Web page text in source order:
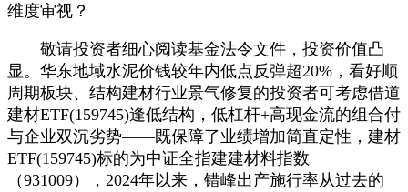
维度审视？
敬请投资者细心阅读基金法令文件，投资价值凸
显。华东地域水泥价钱较年内低点反弹超20%，看好顺
周期板块、结构建材行业景气修复的投资者可考虑借道
建材ETF(159745)逢低结构，低杠杆+高现金流的组合付
与企业双沉劣势——既保障了业绩增加简直定性，建材
ETF(159745)标的为中证全指建建材料指数
（931009），2024年以来，错峰出产施行率从过去的